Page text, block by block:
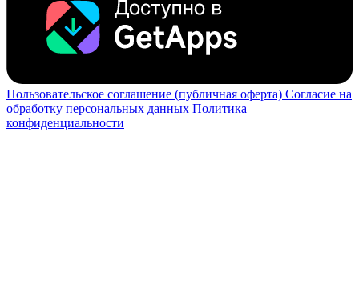
Пользовательское соглашение (публичная оферта) Согласие на
обработку персональных данных Политика
конфиденциальности